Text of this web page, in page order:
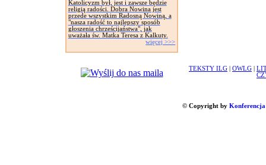
Katolicyzm był, jest i zawsze będzie
religią radości. Dobra Nowina jest
przede wszystkim Radosną Nowiną, a
"nasza radość to najlepszy sposób
głoszenia chrześcijaństwa", jak
uważała św. Matka Teresa z Kalkuty.
więcej >>>
TEKSTY ILG OWLG
© Copyright by Konferencja